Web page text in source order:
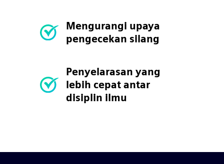
Mengurangi upaya
pengecekan silang
Penyelarasan yang
lebih cepat antar
disiplin ilmu